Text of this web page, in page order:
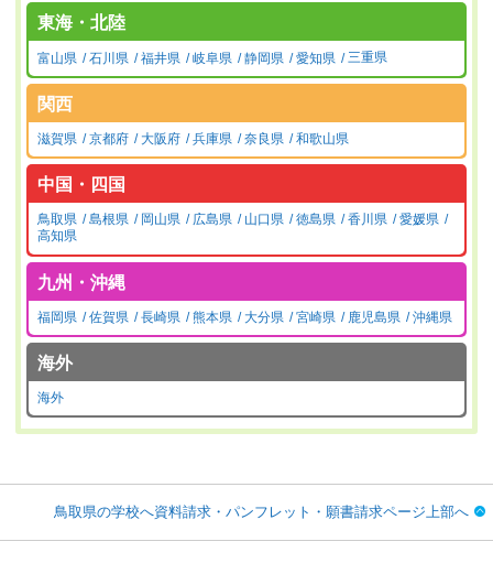
東海・北陸
富山県 石川県 福井県 岐阜県 静岡県 愛知県 三重県
関西
滋賀県 京都府 大阪府 兵庫県 奈良県 和歌山県
中国・四国
鳥取県 島根県 岡山県 広島県 山口県 徳島県 香川県
愛媛県
高知県
九州・沖縄
福岡県 佐賀県 長崎県 熊本県 大分県 宮崎県 鹿児島県 沖縄県
海外
海外
鳥取県の学校へ資料請求・パンフレット・願書請求ページ上部へ